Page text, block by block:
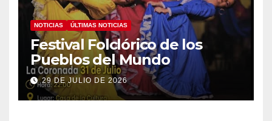
NOTICIAS ÚLTIMAS NOTICIAS
Festival Folclórico de los
Pueblos del Mundo
29 DE JULIO DE 2026